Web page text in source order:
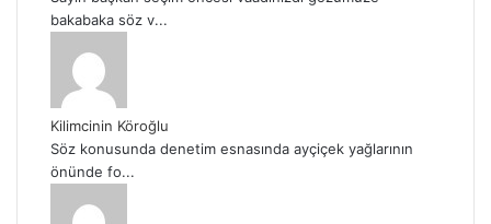
bakabaka söz v...
Kilimcinin Köroğlu
Söz konusunda denetim esnasında ayçiçek yağlarının
önünde fo...